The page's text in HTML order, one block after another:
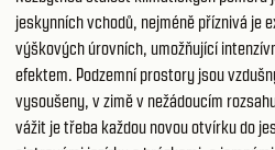
jeskynních vchodů, nejméně příznivá je
výškových úrovních, umožňující
efektem. Podzemní prostory jsou
vysoušeny, v zimě v nežádoucím
vážit je třeba každou novou otvírku do